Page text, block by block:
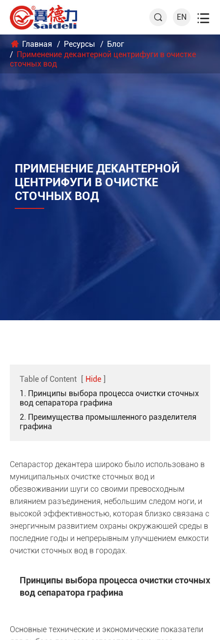
 EN 
Главная Ресурсы
Блог
Применение декантерной центрифуги в очистке
сточных вод
ПРИМЕНЕНИЕ ДЕКАНТЕРНОЙ
ЦЕНТРИФУГИ В ОЧИСТКЕ
СТОЧНЫХ ВОД
Table of Content [ Hide ]
1. Принципы выбора процесса очистки сточных
вод сепаратора графина
2. Преимущества промышленного разделителя
графина
Сепарастор декантера широко было использовано в
муниципальных очистке сточных вод и
обезвоживании шуги со своими превосходным
влиянием разъединения, небольшим следом ноги, и
высокой эффективностью, которая близко связана с
энергичным развитием охраны окружающей среды в
последние годы и непрерывным улучшением емкости
очистки сточных вод в городах.
Принципы выбора процесса очистки сточных
вод сепаратора графина
Основные технические и экономические показатели